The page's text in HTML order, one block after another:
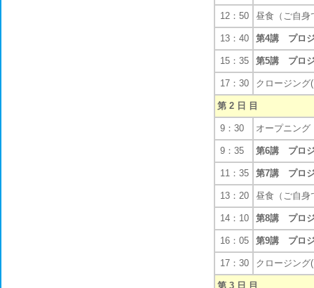
12：50 昼食（ご自身
13：40 第4講 プロジ
15：35 第5講 プロジ
17：30 クロージング
第 2 日 目
9：30 オープニング
9：35 第6講 プロジ
11：35 第7講 プロジ
13：20 昼食（ご自身
14：10 第8講 プロジ
16：05 第9講 プロジ
17：30 クロージング
第 3 日 目